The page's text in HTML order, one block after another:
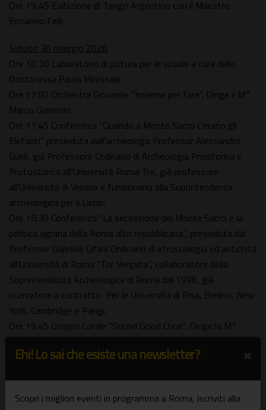
Ore 19,45 Esibizione di Tango Argentino con il Maestro
Ermanno Felli;
Sabato 30 maggio 2026
Ore 10,30 Laboratorio di pittura per le scuole a cura della
Dottoressa Paola Minissale;
Ore 17.00 Orchestra Giovanile "Insieme per fare". Dirige il M°
Marco Giannoni;
Ore 17.45 Conferenza "Quando a Monte Sacro c'erano gli
Elefanti" presieduta dall'archeologo Professor Alessandro
Guidi, già Professore Ordinario di Archeologia Preistorica e
Protostorica all'Università Roma Tre, già professore
all'Università di Verona e funzionario alla Soprintendenza
archeologica per il Lazio;
Ore 18.30 Conferenza "La secessione del Monte Sacro e la
politica agraria della Roma alto repubblicana", presieduta dal
Professor Gabriele Cifani Ordinario di etruscologia ed antichità
all'Università di Roma "Tor Vergata", collaboratore della
Soprintendenza Archeologica di Roma dal 1996, già
ricercatore a contratto Per le Università di Pisa, Berlino, New
York, Cambridge e Parigi;
Ore 19.45 Gruppo Corale "Sound Good Choir". Dirige la M°
Ore 10-20 Visite ed attività libere durante tutta la giornata in
piazza.
Ehi! Lo sai che esiste una newsletter?
Scopri i migliori eventi in programma a Roma, iscriviti alla